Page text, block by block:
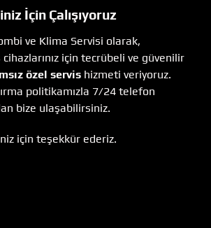
İçin Çalışıyoruz
ve Klima Servisi olarak,
için tecrübeli ve güvenilir
özel servis hizmeti veriyoruz.
politikamızla 7/24 telefon
bize ulaşabilirsiniz.
için teşekkür ederiz.